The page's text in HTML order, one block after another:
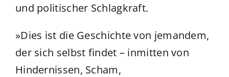
und politischer Schlagkraft.
»Dies ist die Geschichte von jemandem,
der sich selbst findet – inmitten von
Hindernissen, Scham,